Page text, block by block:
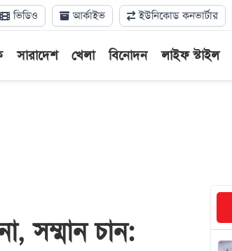
ভিডিও আর্কাইভ ইউনিকোড কনভার্টার
সারাদেশ খেলা বিনোদন লাইফ স্টাইল
সম্মান চান: